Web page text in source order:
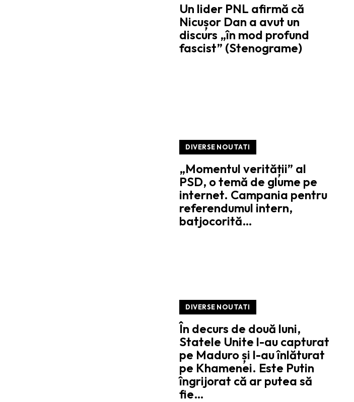
Un lider PNL afirmă că
Nicușor Dan a avut un
discurs „în mod profund
fascist” (Stenograme)
DIVERSE NOUTATI
„Momentul verității” al
PSD, o temă de glume pe
internet. Campania pentru
referendumul intern,
batjocorită…
DIVERSE NOUTATI
În decurs de două luni,
Statele Unite l-au capturat
pe Maduro și l-au înlăturat
pe Khamenei. Este Putin
îngrijorat că ar putea să
fie…